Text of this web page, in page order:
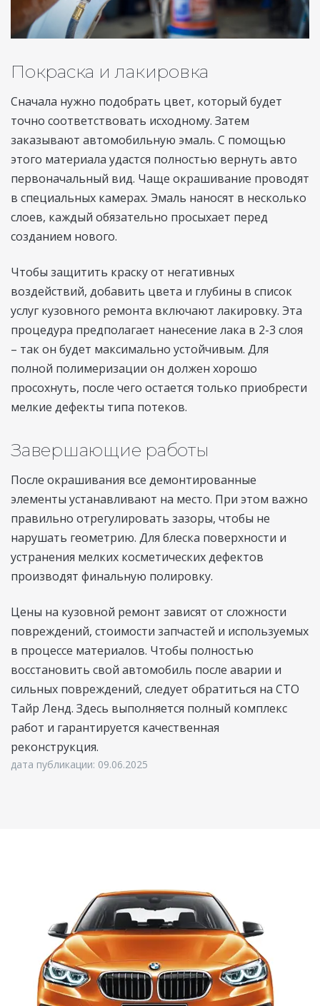
Покраска и лакировка
Сначала нужно подобрать цвет, который будет
точно соответствовать исходному. Затем
заказывают автомобильную эмаль. С помощью
этого материала удастся полностью вернуть авто
первоначальный вид. Чаще окрашивание проводят
в специальных камерах. Эмаль наносят в несколько
слоев, каждый обязательно просыхает перед
созданием нового.
Чтобы защитить краску от негативных
воздействий, добавить цвета и глубины в список
услуг кузовного ремонта включают лакировку. Эта
процедура предполагает нанесение лака в 2-3 слоя
– так он будет максимально устойчивым. Для
полной полимеризации он должен хорошо
просохнуть, после чего остается только приобрести
мелкие дефекты типа потеков.
Завершающие работы
После окрашивания все демонтированные
элементы устанавливают на место. При этом важно
правильно отрегулировать зазоры, чтобы не
нарушать геометрию. Для блеска поверхности и
устранения мелких косметических дефектов
производят финальную полировку.
Цены на кузовной ремонт зависят от сложности
повреждений, стоимости запчастей и используемых
в процессе материалов. Чтобы полностью
восстановить свой автомобиль после аварии и
сильных повреждений, следует обратиться на СТО
Тайр Ленд. Здесь выполняется полный комплекс
работ и гарантируется качественная
реконструкция.
дата публикации: 09.06.2025